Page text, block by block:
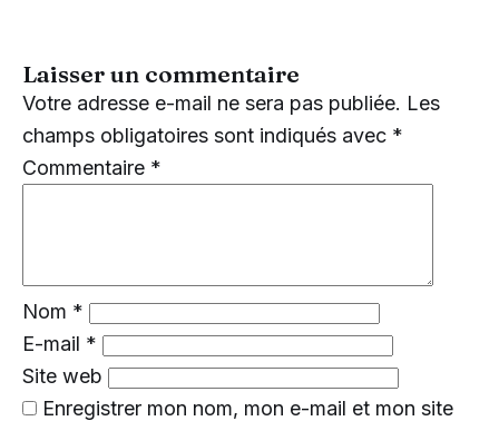
Laisser un commentaire
Votre adresse e-mail ne sera pas publiée. Les
champs obligatoires sont indiqués avec *
Commentaire *
Nom *
E-mail *
Site web
Enregistrer mon nom, mon e-mail et mon site